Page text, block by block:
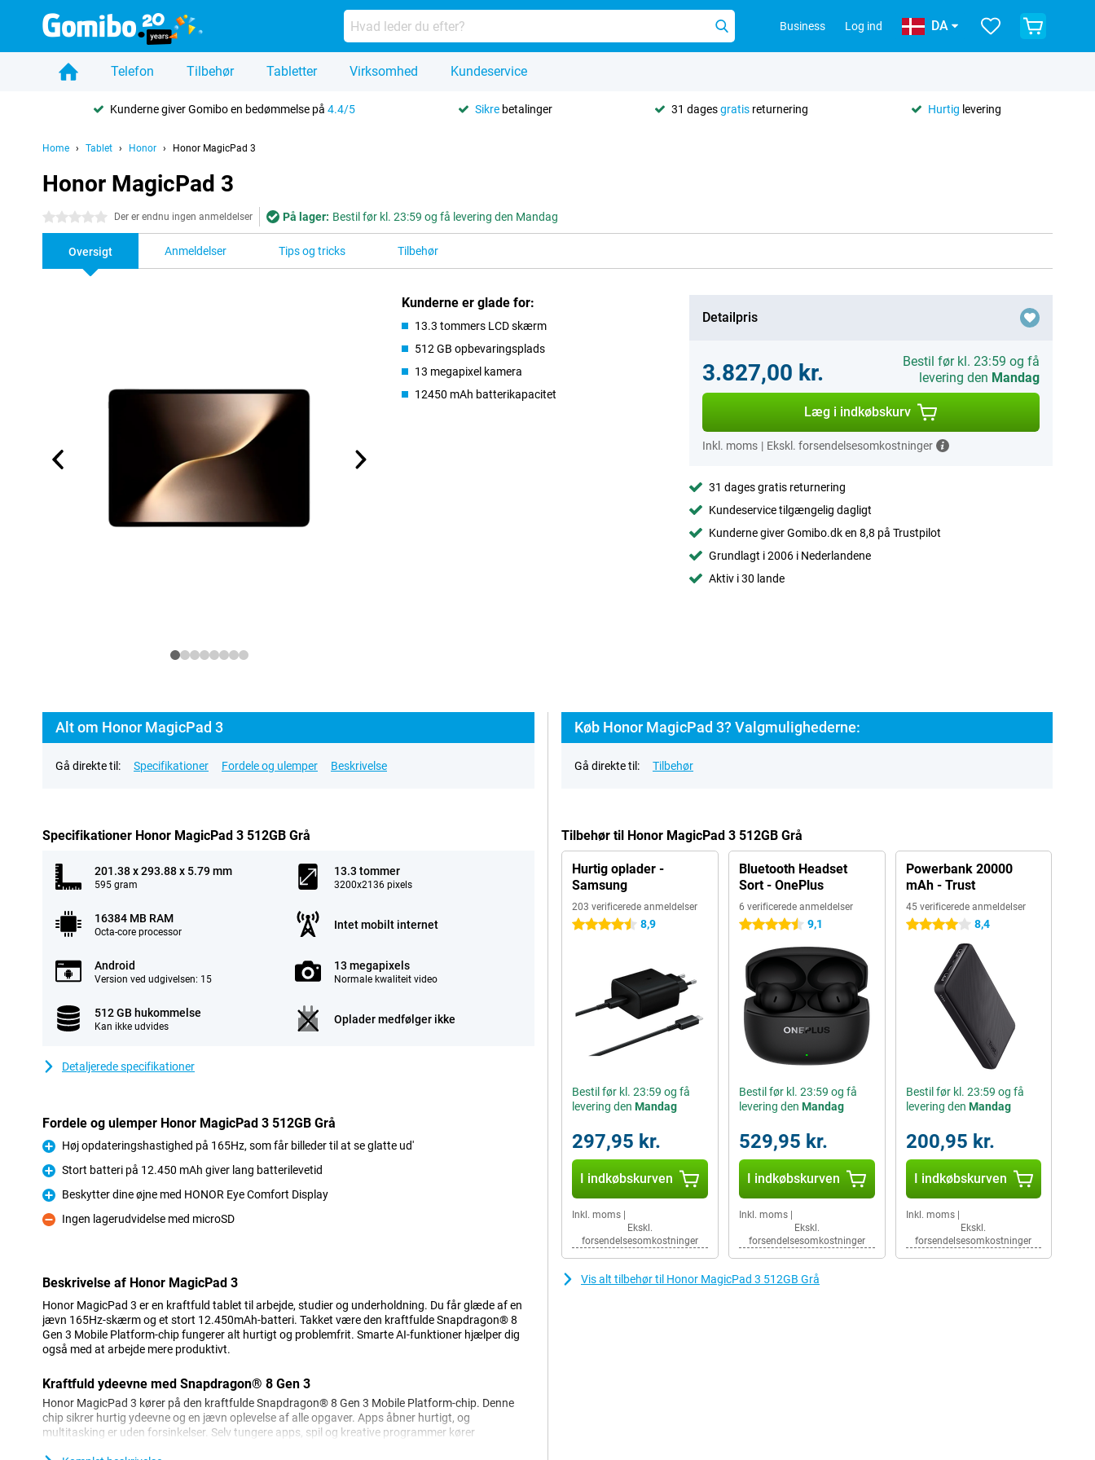
Business Log ind DA
Telefon Tilbehør Tabletter Virksomhed Kundeservice
Kunderne giver Gomibo en bedømmelse på4.4/5 Sikrebetalinger 31 dagesgratis returnering Hurtig levering
Home Tablet Honor Honor MagicPad 3
Honor MagicPad 3
0 stjerner Der er endnu ingen anmeldelser På lager: Bestil før kl. 23:59 og få levering den Mandag
Oversigt Anmeldelser Tips og tricks Tilbehør
Kunderne er glade for:
13.3 tommers LCD skærm
512 GB opbevaringsplads
13 megapixel kamera
12450 mAh batterikapacitet
Detailpris
3.827,00 kr.
Bestil før kl. 23:59 og få
levering den Mandag
Læg i indkøbskurv
Inkl. moms | Ekskl. forsendelsesomkostninger
31 dages gratis returnering
Kundeservice tilgængelig dagligt
Kunderne giver Gomibo.dk en 8,8 på Trustpilot
Grundlagt i 2006 i Nederlandene
Aktiv i 30 lande
Alt om Honor MagicPad 3
Gå direkte til: Specifikationer Fordele og ulemper Beskrivelse
Specifikationer Honor MagicPad 3 512GB Grå
201.38 x 293.88 x 5.79 mm
595 gram
13.3 tommer
3200x2136 pixels
16384 MB RAM
Octa-core processor
Intet mobilt internet
Android
Version ved udgivelsen: 15
13 megapixels
Normale kwaliteit video
512 GB hukommelse
Kan ikke udvides
Oplader medfølger ikke
Detaljerede specifikationer
Fordele og ulemper Honor MagicPad 3 512GB Grå
Fordele
Høj opdateringshastighed på 165Hz, som får billeder til at se glatte ud'
Fordele
Stort batteri på 12.450 mAh giver lang batterilevetid
Fordele
Beskytter dine øjne med HONOR Eye Comfort Display
Ulemper
Ingen lagerudvidelse med microSD
Beskrivelse af Honor MagicPad 3
Honor MagicPad 3 er en kraftfuld tablet til arbejde, studier og underholdning. Du får glæde af en
jævn 165Hz-skærm og et stort 12.450mAh-batteri. Takket være den kraftfulde Snapdragon® 8
Gen 3 Mobile Platform-chip fungerer alt hurtigt og problemfrit. Smarte AI-funktioner hjælper dig
også med at arbejde mere produktivt.
Kraftfuld ydeevne med Snapdragon® 8 Gen 3
Honor MagicPad 3 kører på den kraftfulde Snapdragon® 8 Gen 3 Mobile Platform-chip. Denne
chip sikrer hurtig ydeevne og en jævn oplevelse af alle opgaver. Apps åbner hurtigt, og
multitasking er uden forsinkelser. Selv tungere apps, spil og kreative programmer kører
Køb Honor MagicPad 3? Valgmulighederne:
Gå direkte til: Tilbehør
Tilbehør til Honor MagicPad 3 512GB Grå
Hurtig oplader -
Samsung
203 verificerede anmeldelser
4.5 stjerner 8,9
Bestil før kl. 23:59 og få
levering den Mandag
297,95 kr.
I indkøbskurven
Inkl. moms
Ekskl.
forsendelsesomkostninger
Bluetooth Headset
Sort - OnePlus
6 verificerede anmeldelser
4.5 stjerner 9,1
Bestil før kl. 23:59 og få
levering den Mandag
529,95 kr.
I indkøbskurven
Inkl. moms|
Ekskl.
forsendelsesomkostninger
Powerbank 20000
mAh - Trust
45 verificerede anmeldelser
4 stjerner 8,4
Bestil før kl. 23:59 og få
levering den Mandag
200,95 kr.
I indkøbskurven
Inkl. moms|
Ekskl.
forsendelsesomkostninger
Vis alt tilbehør til Honor MagicPad 3 512GB Grå